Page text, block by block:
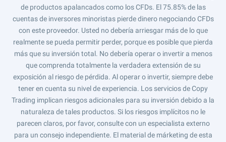
de productos apalancados como los CFDs. El 75.85% de las
cuentas de inversores minoristas pierde dinero negociando CFDs
con este proveedor. Usted no debería arriesgar más de lo que
realmente se pueda permitir perder, porque es posible que pierda
más que su inversión total. No debería operar o invertir a menos
que comprenda totalmente la verdadera extensión de su
exposición al riesgo de pérdida. Al operar o invertir, siempre debe
tener en cuenta su nivel de experiencia. Los servicios de Copy
Trading implican riesgos adicionales para su inversión debido a la
naturaleza de tales productos. Si los riesgos implícitos no le
parecen claros, por favor, consulte con un especialista externo
para un consejo independiente. El material de márketing de esta